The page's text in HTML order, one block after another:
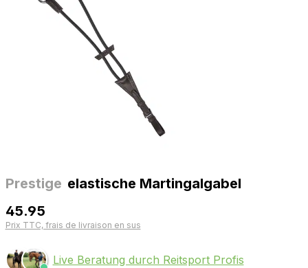
Prestige elastische Martingalgabel
45.95
Prix TTC, frais de livraison en sus
Live Beratung durch Reitsport Profis